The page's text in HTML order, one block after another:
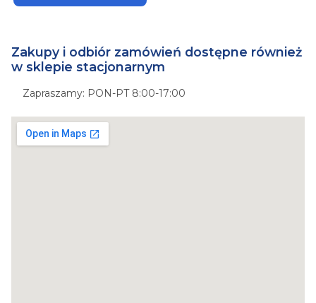
Zakupy i odbiór zamówień dostępne również
w sklepie stacjonarnym
Zapraszamy: PON-PT 8:00-17:00